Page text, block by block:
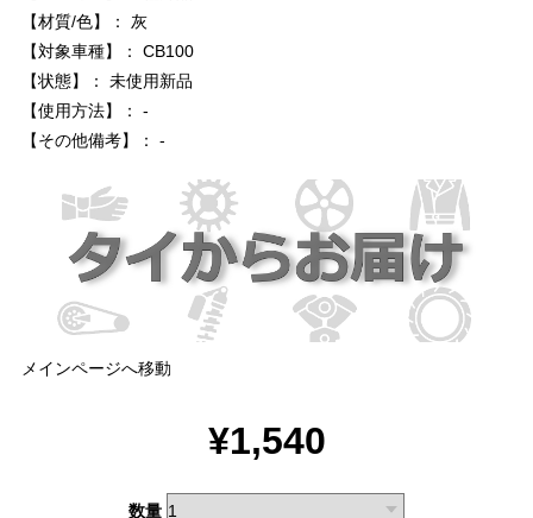
【材質/色】： 灰
【対象車種】： CB100
【状態】： 未使用新品
【使用方法】： -
【その他備考】： -
メインページへ移動
¥1,540
数量